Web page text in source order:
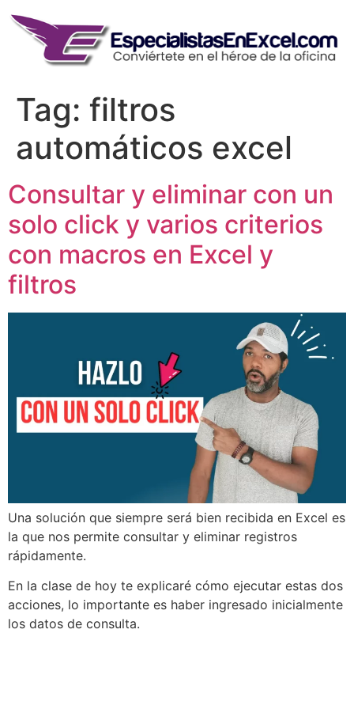
content
Tag: filtros
automáticos excel
Consultar y eliminar con un
solo click y varios criterios
con macros en Excel y
filtros
Una solución que siempre será bien recibida en Excel es
la que nos permite consultar y eliminar registros
rápidamente.
En la clase de hoy te explicaré cómo ejecutar estas dos
acciones, lo importante es haber ingresado inicialmente
los datos de consulta.